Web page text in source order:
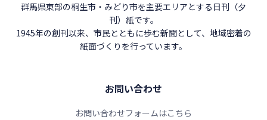
群馬県東部の桐生市・みどり市を主要エリアとする日刊（夕
刊）紙です。
1945年の創刊以来、市民とともに歩む新聞として、地域密着の
紙面づくりを行っています。
お問い合わせ
お問い合わせフォームはこちら